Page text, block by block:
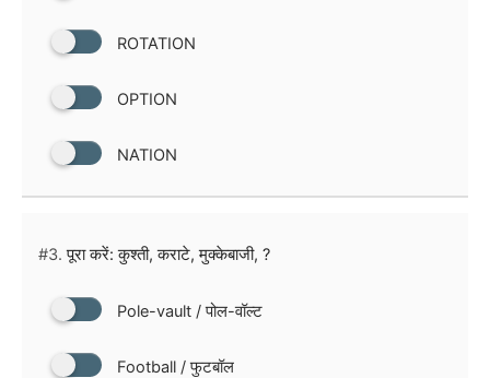
ROTATION
OPTION
NATION
#3. पूरा करें: कुश्ती, कराटे, मुक्केबाजी, ?
Pole-vault / पोल-वॉल्ट
Football / फुटबॉल